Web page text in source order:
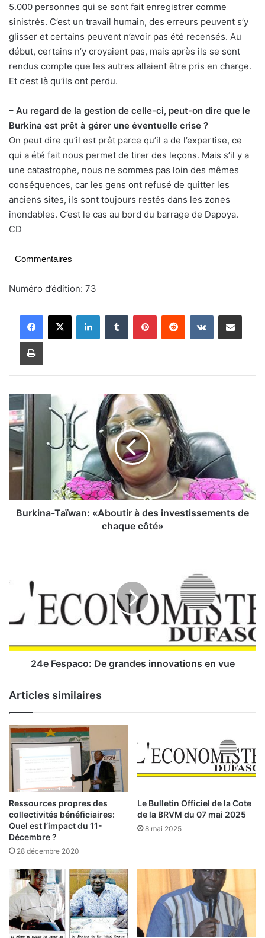
5.000 personnes qui se sont fait enregistrer comme
sinistrés. C’est un travail humain, des erreurs peuvent s’y
glisser et certains peuvent n’avoir pas été recensés. Au
début, certains n’y croyaient pas, mais après ils se sont
rendus compte que les autres allaient être pris en charge.
Et c’est là qu’ils ont perdu.
– Au regard de la gestion de celle-ci, peut-on dire que le
Burkina est prêt à gérer une éventuelle crise ?
On peut dire qu’il est prêt parce qu’il a de l’expertise, ce
qui a été fait nous permet de tirer des leçons. Mais s’il y a
une catastrophe, nous ne sommes pas loin des mêmes
conséquences, car les gens ont refusé de quitter les
anciens sites, ils sont toujours restés dans les zones
inondables. C’est le cas au bord du barrage de Dapoya.
CD
Commentaires
Numéro d’édition: 73
B
u
r
i
a
T
«
o
t
d
e
s
i
n
v
e
t
s
s
e
t
s
d
e
Burkina-Taïwan: «Aboutir à des investissements de
chaque côté»
p
c
e
g
r
a
n
d
e
i
n
n
o
v
o
n
s
24e Fespaco: De grandes innovations en vue
Articles similaires
Ressources propres des
collectivités bénéficiaires:
Quel est l’impact du 11-
Décembre ?
28 décembre 2020
Le Bulletin Officiel de la Cote
de la BRVM du 07 mai 2025
8 mai 2025